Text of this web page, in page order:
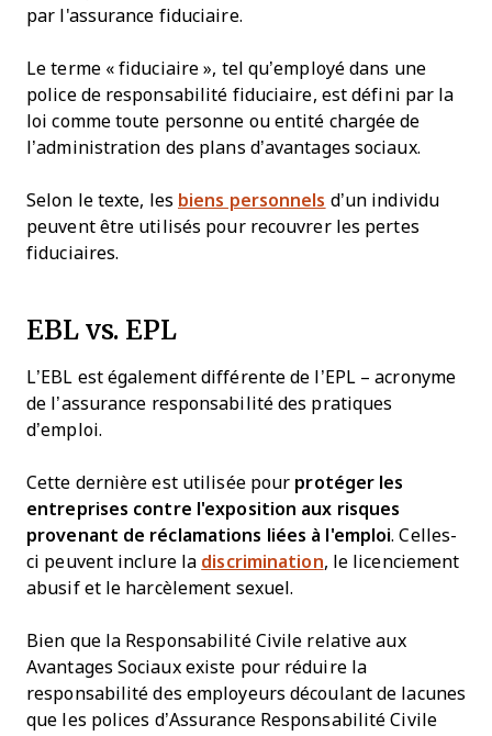
par l'assurance fiduciaire.
Le terme « fiduciaire », tel qu’employé dans une
police de responsabilité fiduciaire, est défini par la
loi comme toute personne ou entité chargée de
l’administration des plans d’avantages sociaux.
Selon le texte, les biens personnels d’un individu
peuvent être utilisés pour recouvrer les pertes
fiduciaires.
EBL vs. EPL
L’EBL est également différente de l’EPL – acronyme
de l’assurance responsabilité des pratiques
d’emploi.
Cette dernière est utilisée pour protéger les
entreprises contre l'exposition aux risques
provenant de réclamations liées à l'emploi. Celles-
ci peuvent inclure la discrimination, le licenciement
abusif et le harcèlement sexuel.
Bien que la Responsabilité Civile relative aux
Avantages Sociaux existe pour réduire la
responsabilité des employeurs découlant de lacunes
que les polices d’Assurance Responsabilité Civile